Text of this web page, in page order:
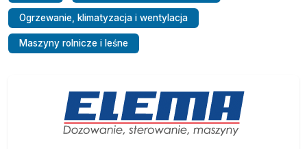
Ogrzewanie, klimatyzacja i wentylacja
Maszyny rolnicze i leśne